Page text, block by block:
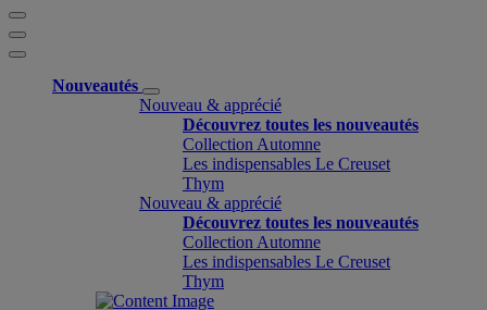
Nouveautés
Nouveau & apprécié
Découvrez toutes les nouveautés
Collection Automne
Les indispensables Le Creuset
Thym
Nouveau & apprécié
Découvrez toutes les nouveautés
Collection Automne
Les indispensables Le Creuset
Thym